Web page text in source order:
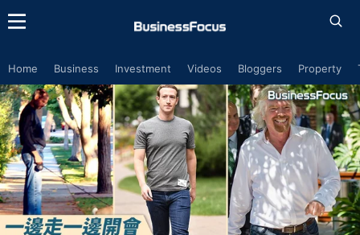
Home Business Investment Videos Bloggers Property